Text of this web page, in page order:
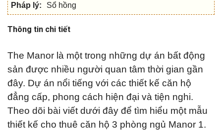
Pháp lý:
Sổ hồng
Thông tin chi tiết
The Manor là một trong những dự án bất động
sản được nhiều người quan tâm thời gian gần
đây. Dự án nổi tiếng với các thiết kế căn hộ
đẳng cấp, phong cách hiện đại và tiện nghi.
Theo dõi bài viết dưới đây để tìm hiểu một mẫu
thiết kế cho thuê căn hộ 3 phòng ngủ Manor 1.